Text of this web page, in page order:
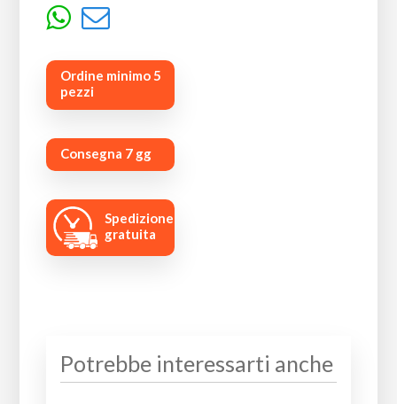
Ordine minimo 5
pezzi
Consegna 7 gg
Spedizione
gratuita
Potrebbe interessarti anche